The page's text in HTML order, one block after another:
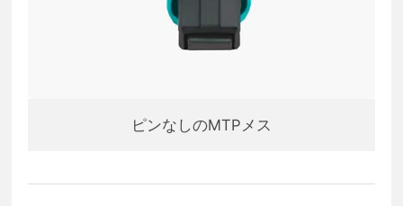
ピンなしのMTPメス